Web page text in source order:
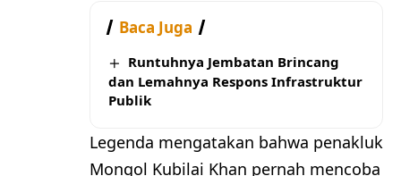
Baca Juga
Runtuhnya Jembatan Brincang
dan Lemahnya Respons Infrastruktur
Publik
Legenda mengatakan bahwa penakluk
Mongol Kubilai Khan pernah mencoba